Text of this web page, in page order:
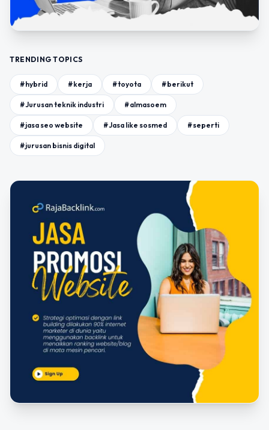
TRENDING TOPICS
#hybrid #kerja #toyota #berikut
#Jurusan teknik industri #almasoem
#jasa seo website #Jasa like sosmed #seperti
#jurusan bisnis digital